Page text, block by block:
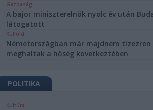
Gazdaság
A bajor miniszterelnök nyolc év után
látogatott
Külföld
Németországban már majdnem tízezren
meghaltak a hőség következtében
POLITIKA
Kultúra